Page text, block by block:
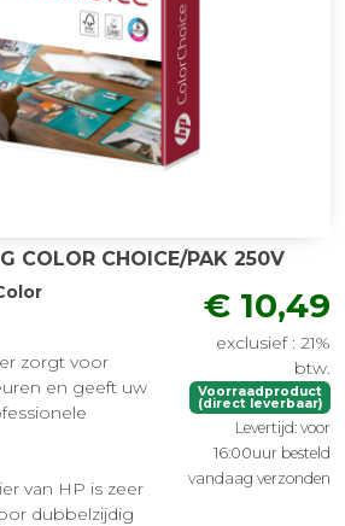
COLOR CHOICE/PAK 250V
zorgt voor
en geeft uw
van HP is zeer
dubbelzijdig
€ 10,49
exclusief : 21%
btw.
Voorraadproduct
(direct leverbaar)
Levertijd: voor
16:00uur besteld
vandaag verzonden